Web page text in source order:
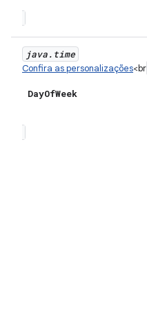
java. time
Confira as personalizações<br
DayOfWeek